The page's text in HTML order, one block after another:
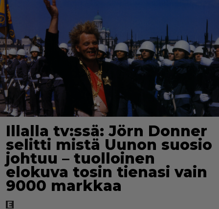
Illalla tv:ssä: Jörn Donner
selitti mistä Uunon suosio
johtuu – tuolloinen
elokuva tosin tienasi vain
9000 markkaa